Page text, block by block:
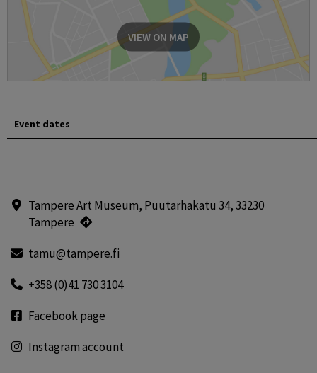
VIEW ON MAP
Event dates
Tampere Art Museum, Puutarhakatu 34, 33230
Tampere
tamu@tampere.fi
+358 (0)41 730 3104
Facebook page
Instagram account